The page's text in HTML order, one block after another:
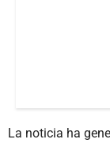
La noticia ha